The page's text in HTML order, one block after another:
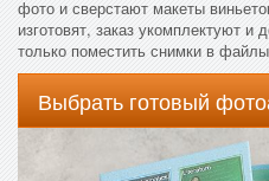
фото и сверстают макеты
изготовят, заказ укомплектуют и
только поместить снимки в
Выбрать готовый